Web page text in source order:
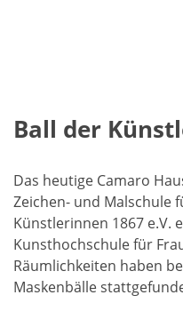
Ball der
Das heutige Camaro
Zeichen- und Malschule
Künstlerinnen 1867 e.V.
Kunsthochschule für
Räumlichkeiten haben
Maskenbälle